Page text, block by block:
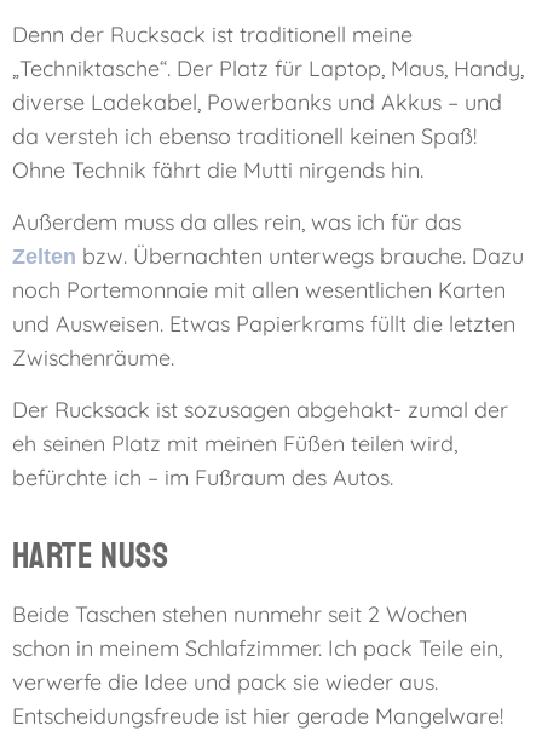
Denn der Rucksack ist traditionell meine
„Techniktasche“. Der Platz für Laptop, Maus, Handy,
diverse Ladekabel, Powerbanks und Akkus – und
da versteh ich ebenso traditionell keinen Spaß!
Ohne Technik fährt die Mutti nirgends hin.
Außerdem muss da alles rein, was ich für das
Zelten bzw. Übernachten unterwegs brauche. Dazu
noch Portemonnaie mit allen wesentlichen Karten
und Ausweisen. Etwas Papierkrams füllt die letzten
Zwischenräume.
Der Rucksack ist sozusagen abgehakt- zumal der
eh seinen Platz mit meinen Füßen teilen wird,
befürchte ich – im Fußraum des Autos.
Harte Nuss
Beide Taschen stehen nunmehr seit 2 Wochen
schon in meinem Schlafzimmer. Ich pack Teile ein,
verwerfe die Idee und pack sie wieder aus.
Entscheidungsfreude ist hier gerade Mangelware!